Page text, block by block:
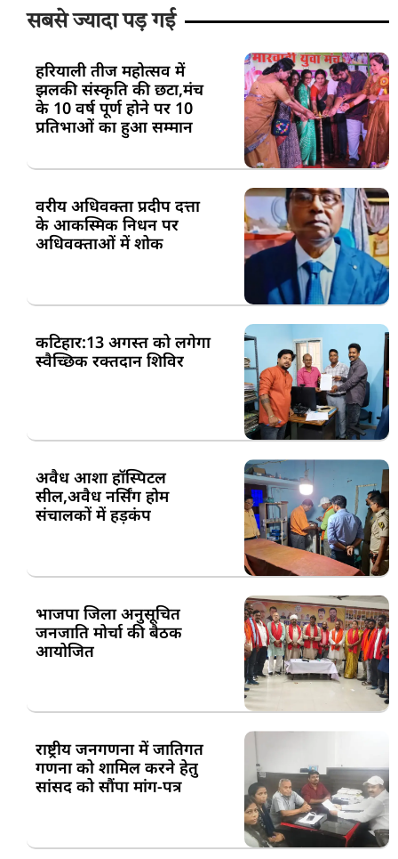
सबसे ज्यादा पड़ गई
हरियाली तीज महोत्सव में
झलकी संस्कृति की छटा,मंच
के 10 वर्ष पूर्ण होने पर 10
प्रतिभाओं का हुआ सम्मान
वरीय अधिवक्ता प्रदीप दत्ता
के आकस्मिक निधन पर
अधिवक्ताओं में शोक
कटिहार:13 अगस्त को लगेगा
स्वैच्छिक रक्तदान शिविर
अवैध आशा हॉस्पिटल
सील,अवैध नर्सिंग होम
संचालकों में हड़कंप
भाजपा जिला अनुसूचित
जनजाति मोर्चा की बैठक
आयोजित
राष्ट्रीय जनगणना में जातिगत
गणना को शामिल करने हेतु
सांसद को सौंपा मांग-पत्र